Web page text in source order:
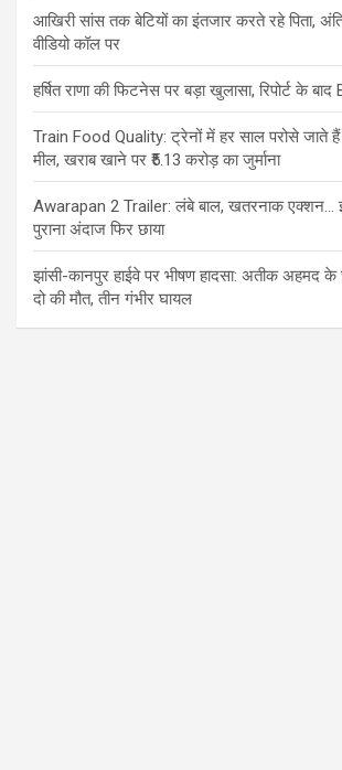
आखिरी सांस तक बेटियों का इंतजार करते रहे पिता,
वीडियो कॉल पर
हर्षित राणा की फिटनेस पर बड़ा खुलासा, रिपोर्ट के
Train Food Quality: ट्रेनों में हर साल परोसे जाते हैं
मील, खराब खाने पर ₹5.13 करोड़ का जुर्माना
Awarapan 2 Trailer: लंबे बाल, खतरनाक एक्शन…
पुराना अंदाज फिर छाया
झांसी-कानपुर हाईवे पर भीषण हादसा: अतीक अहमद
दो की मौत, तीन गंभीर घायल